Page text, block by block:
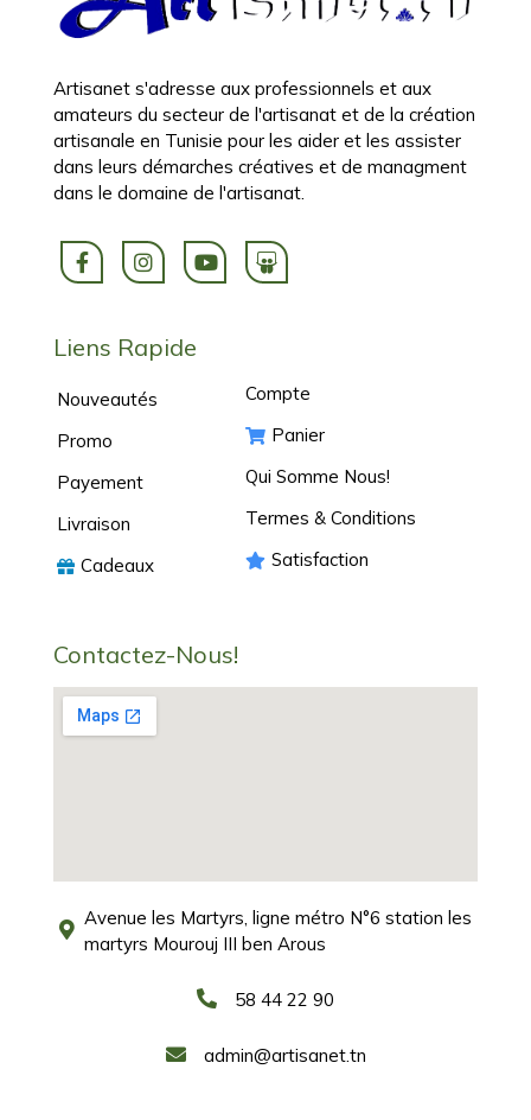
Artisanet s'adresse aux professionnels et aux
amateurs du secteur de l'artisanat et de la création
artisanale en Tunisie pour les aider et les assister
dans leurs démarches créatives et de managment
dans le domaine de l'artisanat.
Liens Rapide
Nouveautés
Promo
Payement
Livraison
Cadeaux
Compte
Panier
Qui Somme Nous!
Termes & Conditions
Satisfaction
Contactez-Nous!
Avenue les Martyrs, ligne métro N°6 station les
martyrs Mourouj III ben Arous
58 44 22 90
admin@artisanet.tn